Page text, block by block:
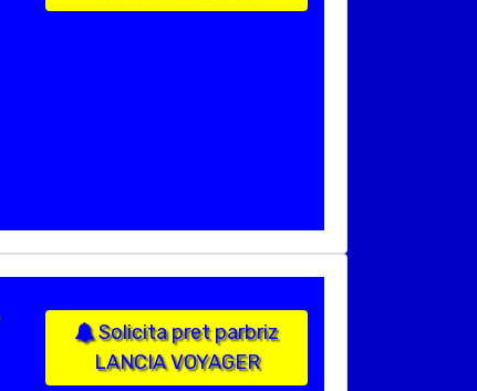
Solicita pret parbriz
LANCIA VOYAGER